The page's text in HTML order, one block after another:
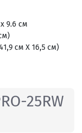
9.6 см
см X 16,5 см)
25RW